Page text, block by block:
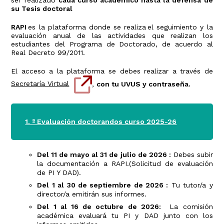
su Tesis doctoral
RAPI es la plataforma donde se realiza el seguimiento y la
evaluación anual de las actividades que realizan los
estudiantes del Programa de Doctorado, de acuerdo al
Real Decreto 99/2011.
El acceso a la plataforma se debes realizar a través de
Secretaría Virtual
, con tu UVUS y contraseña.
1. ª Evaluación doctorandos curso 2025-26
Del 11 de mayo al 31 de julio de 2026 : Debes subir
la documentación a RAPI.(Solicitud de evaluación
de PI Y DAD).
Del 1 al 30 de septiembre de 2026 : Tu tutor/a y
director/a emitirán sus informes.
Del 1 al 16 de octubre de 2026:
La comisión
académica evaluará tu PI y DAD junto con los